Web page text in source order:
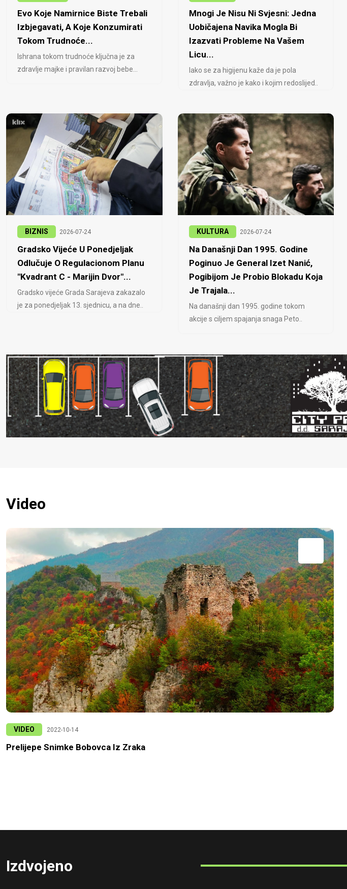
Evo Koje Namirnice Biste Trebali
Izbjegavati, A Koje Konzumirati
Tokom Trudnoće...
Ishrana tokom trudnoće ključna je za
zdravlje majke i pravilan razvoj bebe...
Mnogi Je Nisu Ni Svjesni: Jedna
Uobičajena Navika Mogla Bi
Izazvati Probleme Na Vašem
Licu...
Iako se za higijenu kaže da je pola
zdravlja, važno je kako i kojim redoslijed..
BIZNIS 2026-07-24
Gradsko Vijeće U Ponedjeljak
Odlučuje O Regulacionom Planu
"Kvadrant C - Marijin Dvor"...
Gradsko vijeće Grada Sarajeva zakazalo
je za ponedjeljak 13. sjednicu, a na dne..
KULTURA 2026-07-24
Na Današnji Dan 1995. Godine
Poginuo Je General Izet Nanić,
Pogibijom Je Probio Blokadu Koja
Je Trajala...
Na današnji dan 1995. godine tokom
akcije s ciljem spajanja snaga Peto..
Video
VIDEO 2022-10-14
Prelijepe Snimke Bobovca Iz Zraka
Izdvojeno